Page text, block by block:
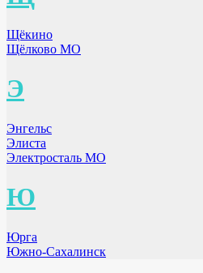
Щёкино
Щёлково МО
Э
Энгельс
Элиста
Электросталь МО
Ю
Юрга
Южно-Сахалинск